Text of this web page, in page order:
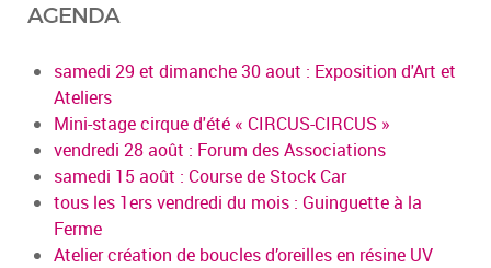
AGENDA
samedi 29 et dimanche 30 aout : Exposition d'Art et
Ateliers
Mini-stage cirque d'été « CIRCUS-CIRCUS »
vendredi 28 août : Forum des Associations
samedi 15 août : Course de Stock Car
tous les 1ers vendredi du mois : Guinguette à la
Ferme
Atelier création de boucles d’oreilles en résine UV